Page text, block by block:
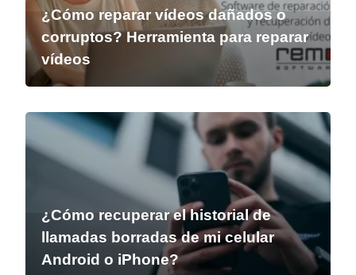
¿Cómo reparar vídeos dañados o
corruptos? Herramienta para reparar
vídeos
¿Cómo recuperar el historial de
llamadas borradas de mi celular
Android o iPhone?